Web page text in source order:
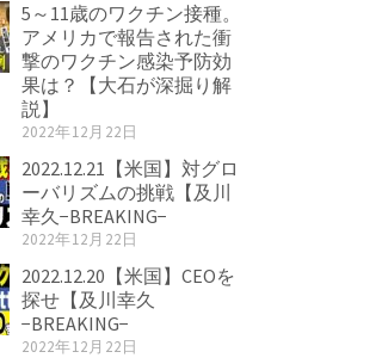
5～11歳のワクチン接種。
アメリカで報告された衝
撃のワクチン感染予防効
果は？【大石が深掘り解
説】
2022年12月22日
2022.12.21【米国】対グロ
ーバリズムの挑戦【及川
幸久−BREAKING−
2022年12月22日
2022.12.20【米国】CEOを
探せ【及川幸久
−BREAKING−
2022年12月22日